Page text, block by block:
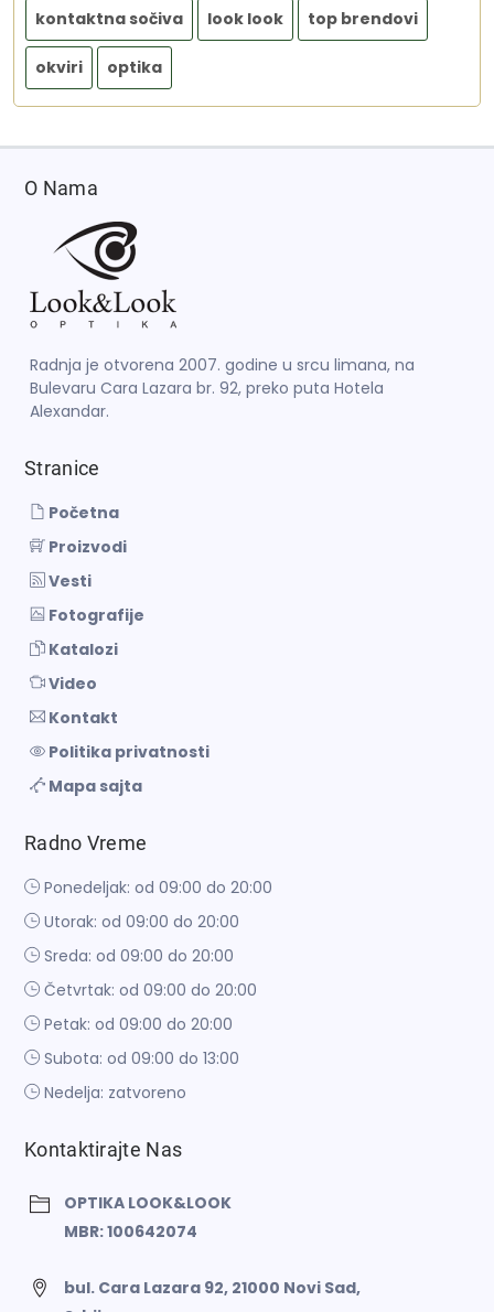
kontaktna sočiva look look top brendovi
okviri optika
O Nama
Radnja je otvorena 2007. godine u srcu limana, na
Bulevaru Cara Lazara br. 92, preko puta Hotela
Alexandar.
Stranice
Početna
Proizvodi
Vesti
Fotografije
Katalozi
Video
Kontakt
Politika privatnosti
Mapa sajta
Radno Vreme
Ponedeljak: od 09:00 do 20:00
Utorak: od 09:00 do 20:00
Sreda: od 09:00 do 20:00
Četvrtak: od 09:00 do 20:00
Petak: od 09:00 do 20:00
Subota: od 09:00 do 13:00
Nedelja: zatvoreno
Kontaktirajte Nas
OPTIKA LOOK&LOOK
MBR: 100642074
bul. Cara Lazara 92, 21000 Novi Sad,